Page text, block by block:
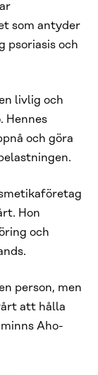
som antyder
psoriasis och
livlig och
Hennes
och göra
Hon
och
person, men
att hålla
Aho-